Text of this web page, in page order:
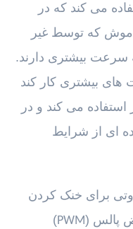
می کند که در
که توسط غیر
سرعت بیشتری دارند.
های بیشتری کار کند
می کند و در
ای از شرایط
برای خنک کردن
پالس (PWM
)